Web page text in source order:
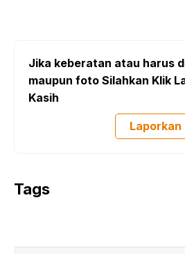
Jika keberatan atau harus
maupun foto Silahkan Klik
Kasih
Laporkan
Tags